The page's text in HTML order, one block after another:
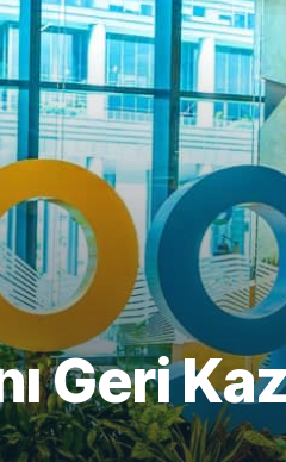
Geri